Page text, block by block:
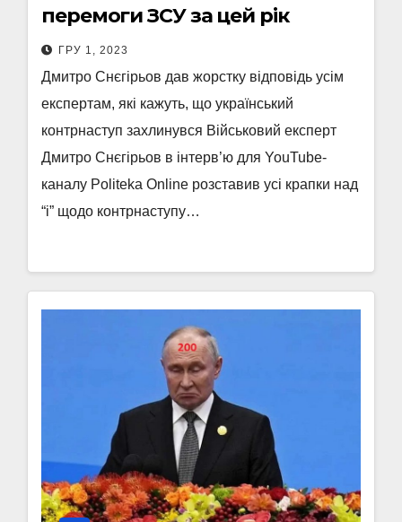
перемоги ЗСУ за цей рік
ГРУ 1, 2023
Дмитро Снєгірьов дав жорстку відповідь усім
експертам, які кажуть, що український
контрнаступ захлинувся Військовий експерт
Дмитро Снєгірьов в інтерв’ю для YouTube-
каналу Politeka Online розставив усі крапки над
“і” щодо контрнаступу…